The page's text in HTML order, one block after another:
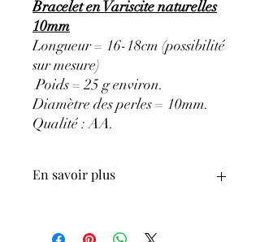
Bracelet en Variscite naturelles
10mm
Longueur = 16-18cm (possibilité
sur mesure)
Poids = 25 g environ.
Diamètre des perles = 10mm.
Qualité : AA.
En savoir plus
Minéraux en Lithothérapie n'exclut en